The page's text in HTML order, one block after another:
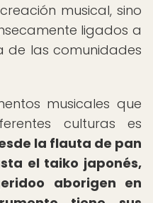
musical, sino
ligados a
de las comunidades
musicales que
culturas es
la flauta de pan
el taiko japonés,
aborigen en